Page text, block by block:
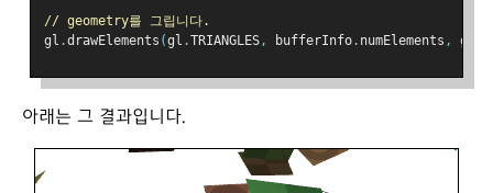
// geometry를 그립니다.
gl .drawElements (gl .TRIANGLES, bufferInfo. numElements , gl
아래는 그 결과입니다.